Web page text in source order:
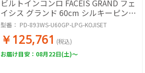
ビルトインコンロ FACEIS GRAND フェ
イシス グランド 60cm シルキーピンク
プロパン用【日本製】台数限定!!ラ・ク
ックグランサービス!【標準工事費込
み】
型番： PD-893WS-U60GP-LPG-KOJISET
￥125,761 (税込)
お届け目安：08月22日(土)～